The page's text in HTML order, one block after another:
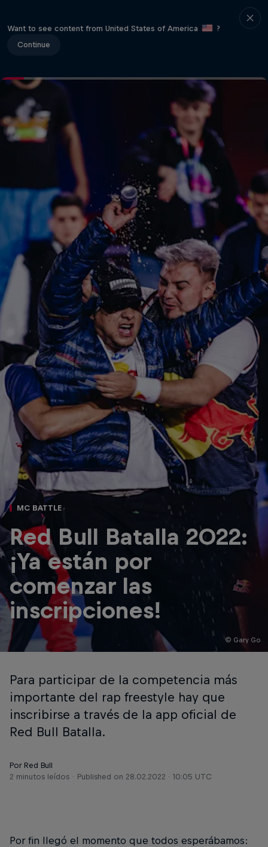
Want to see content from United States of America
?
Continue
© Gary Go
MC BATTLE
Red Bull Batalla 2022:
¡Ya están por
comenzar las
inscripciones!
Para participar de la competencia más
importante del rap freestyle hay que
inscribirse a través de la app oficial de
Red Bull Batalla.
Por Red Bull
2 minutos leídos
Published on 28.02.2022 · 10:05 UTC
Por fin llegó el momento que todos esperábamos: